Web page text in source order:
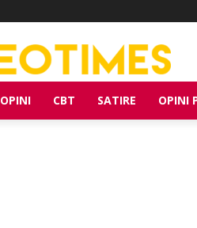
OPINI CBT SATIRE OPINI